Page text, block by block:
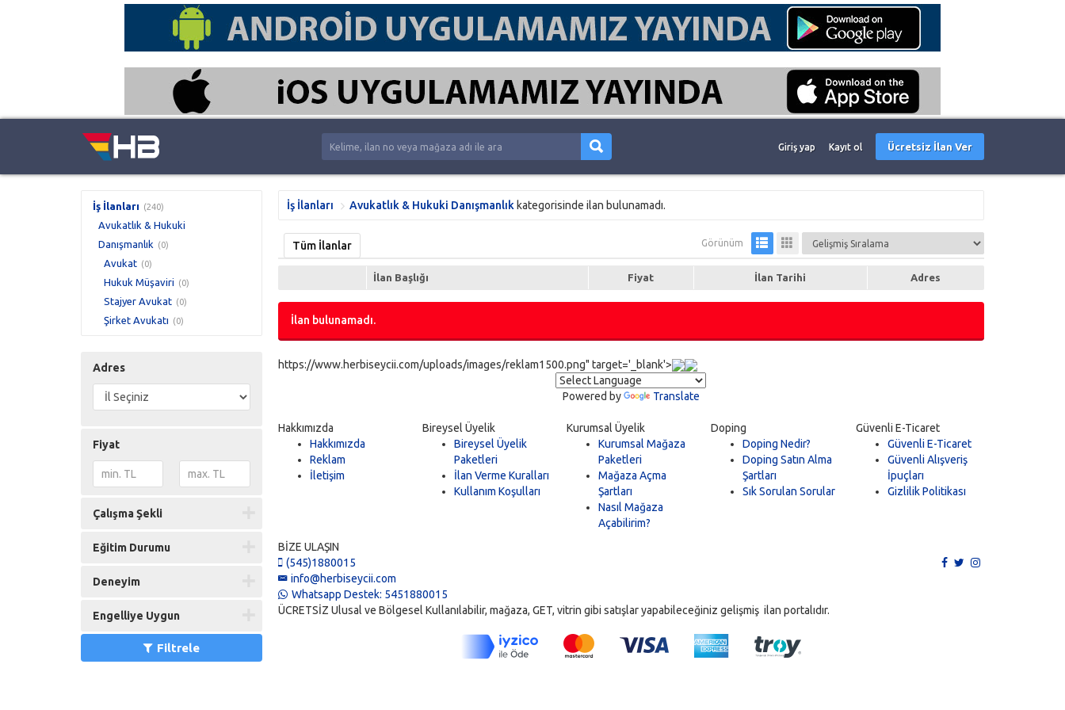
Giriş yap Kayıt ol Ücretsiz İlan Ver
İş İlanları (240)
Avukatlık & Hukuki
Danışmanlık (0)
Avukat (0)
Hukuk Müşaviri (0)
Stajyer Avukat (0)
Şirket Avukatı (0)
Adres
Fiyat
Çalışma Şekli
Eğitim Durumu
Deneyim
Engelliye Uygun
Filtrele
İş İlanları Avukatlık & Hukuki Danışmanlık kategorisinde ilan bulunamadı.
Tüm İlanlar Görünüm
İlan Başlığı Fiyat İlan Tarihi Adres
İlan bulunamadı.
https://www.herbiseycii.com/uploads/images/reklam1500.png" target='_blank'>
Powered by Translate
Hakkımızda
Hakkımızda
Reklam
İletişim
Bireysel Üyelik
Bireysel Üyelik
Paketleri
İlan Verme Kuralları
Kullanım Koşulları
Kurumsal Üyelik
Kurumsal Mağaza
Paketleri
Mağaza Açma
Şartları
Nasıl Mağaza
Açabilirim?
Doping
Doping Nedir?
Doping Satın Alma
Şartları
Sık Sorulan Sorular
Güvenli E-Ticaret
Güvenli E-Ticaret
Güvenli Alışveriş
İpuçları
Gizlilik Politikası
BİZE ULAŞIN
(545)1880015
info@herbiseycii.com
Whatsapp Destek: 5451880015
ÜCRETSİZ Ulusal ve Bölgesel Kullanılabilir, mağaza, GET, vitrin gibi satışlar yapabileceğiniz gelişmiş ilan portalıdır.